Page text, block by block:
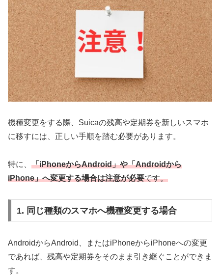
機種変更をする際、Suicaの残高や定期券を新しいスマホ
に移すには、正しい手順を踏む必要があります。
特に、 「iPhoneからAndroid」や「Androidから
iPhone」へ変更する場合は注意が必要です。
1. 同じ種類のスマホへ機種変更する場合
AndroidからAndroid、またはiPhoneからiPhoneへの変更
であれば、残高や定期券をそのまま引き継ぐことができま
す。